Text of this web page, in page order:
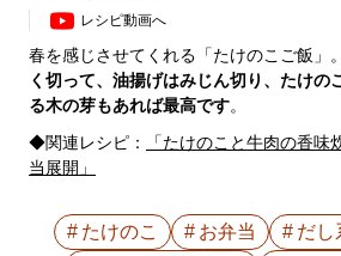
レシピ動画へ
春を感じさせてくれる「たけのこご飯」。
く切って、油揚げはみじん切り、たけの
る木の芽もあれば最高です。
◆関連レシピ：
「たけのこと牛肉の香味
当展開」
たけのこ お弁当
だし